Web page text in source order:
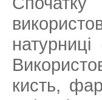
кисть,